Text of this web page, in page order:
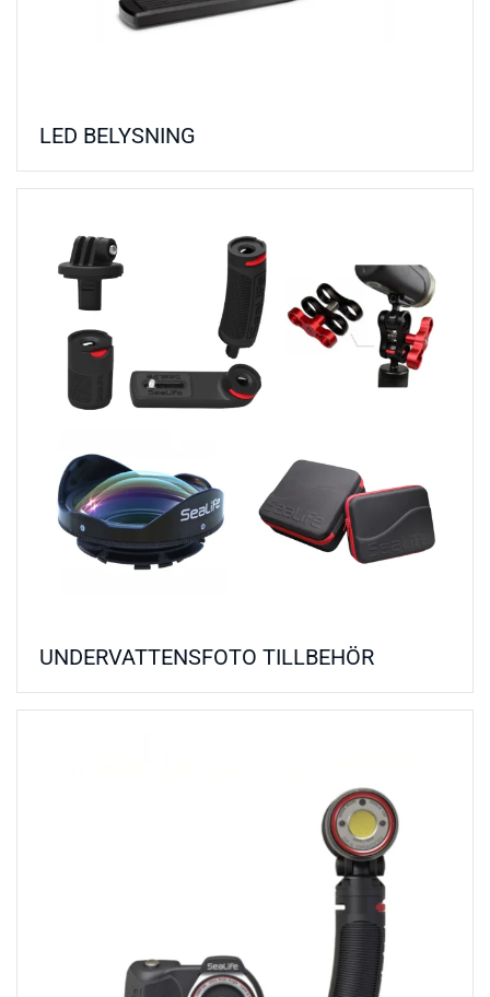
LED BELYSNING
UNDERVATTENSFOTO TILLBEHÖR